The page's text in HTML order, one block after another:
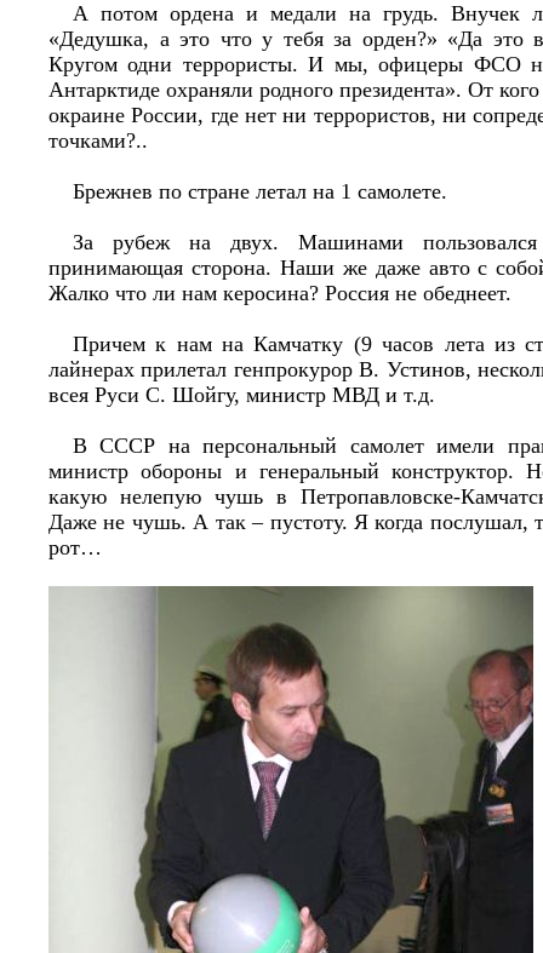
А потом ордена и медали на грудь. Внучек
«Дедушка, а это что у тебя за орден?» «Да это
Кругом одни террористы. И мы, офицеры ФСО
Антарктиде охраняли родного президента». От
окраине России, где нет ни террористов, ни
точками?..
Брежнев по стране летал на 1 самолете.
За рубеж на двух. Машинами пользовался
принимающая сторона. Наши же даже авто с
Жалко что ли нам керосина? Россия не обеднеет.
Причем к нам на Камчатку (9 часов лета из
лайнерах прилетал генпрокурор В. Устинов,
всея Руси С. Шойгу, министр МВД и т.д.
В СССР на персональный самолет имели
министр обороны и генеральный конструктор.
какую нелепую чушь в Петропавловске-
Даже не чушь. А так – пустоту. Я когда послушал,
рот…